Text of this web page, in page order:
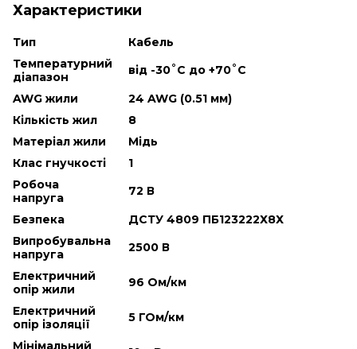
Характеристики
Тип
Кабель
Температурний
діапазон
від -30˚С до +70˚С
AWG жили
24 AWG (0.51 мм)
Кількість жил
8
Матеріал жили
Мідь
Клас гнучкості
1
Робоча
напруга
72 В
Безпека
ДСТУ 4809 ПБ123222Х8Х
Випробувальна
напруга
2500 В
Електричний
опір жили
96 Ом/км
Електричний
опір ізоляції
5 ГОм/км
Мінімальний